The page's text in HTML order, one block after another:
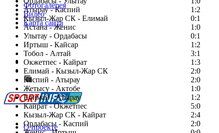
Атырау - Каспий
1:2
Кызыл-Жар СК - Елимай
0:1
Астана - Женис
1:0
Улытау - Ордабасы
0:1
Иртыш - Кайсар
1:2
Тобол - Алтай
3:1
Окжетпес - Кайрат
1:3
Елимай - Кызыл-Жар СК
2:0
Каспий - Атырау
2:0
Жетысу - Актобе
1:0
Елимай - Атырау
1:2
Кайрат - Окжетпес
5:0
Кызыл-Жар СК - Кайрат
2:4
Ордабасы - Каспий
2:0
Фотогалерея
Видео
Карта сайта
Есть идея?
Сообщить о мероприятии
Перейти на старый сайт
О проекте